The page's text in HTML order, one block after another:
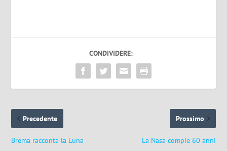
CONDIVIDERE:
Precedente
Brema racconta la Luna
Prossimo
La Nasa compie 60 anni